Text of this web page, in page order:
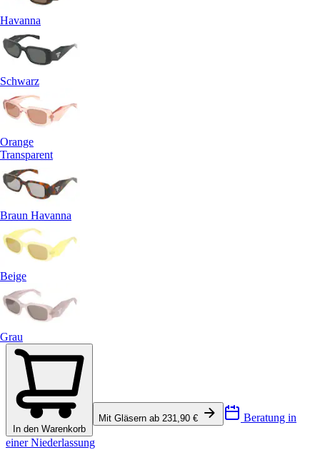
Havanna
Schwarz
Orange
Transparent
Braun Havanna
Beige
Grau
In den Warenkorb
Mit Gläsern ab 231,90 € Beratung in
einer Niederlassung